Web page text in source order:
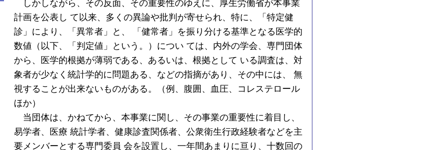
しかしながら、その反面、その重要性のゆえに、厚生労働省が本事業
計画を公表し て以来、多くの異論や批判が寄せられ、特に、「特定健
診」により、「異常者」と、 「健常者」を振り分ける基準となる医学的
数値（以下、「判定値」という。）につい ては、内外の学会、専門団体
から、医学的根拠が薄弱である、あるいは、根拠として いる調査は、対
象者が少なく統計学的に問題ある、などの指摘があり、その中には、 無
視することが出来ないものがある。（例、腹囲、血圧、コレステロール
ほか）
当団体は、かねてから、本事業に関し、その事業の重要性に着目し、
易学者、医療 統計学者、健康診査関係者、公衆衛生行政経験者などを主
要メンバーとする専門委員 会を設置し、一年間あまりに亘り、十数回の